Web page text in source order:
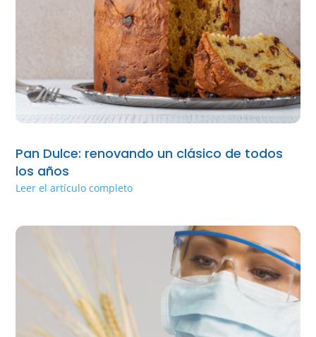
Pan Dulce: renovando un clásico de todos
los años
Leer el artículo completo